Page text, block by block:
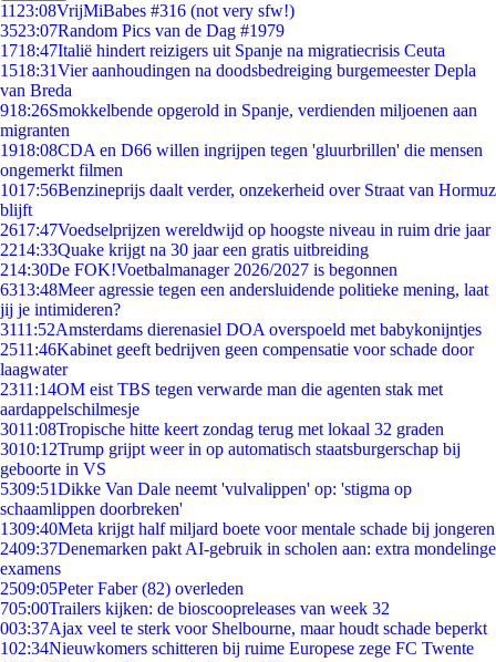
11 23:08VrijMiBabes #316 (not very sfw!)
3523:07Random Pics van de Dag #1979
1718:47Italië hindert reizigers uit Spanje na migratiecrisis Ceuta
1518:31Vier aanhoudingen na doodsbedreiging burgemeester Depla
van Breda
918:26Smokkelbende opgerold in Spanje, verdienden miljoenen aan
migranten
1918:08CDA en D66 willen ingrijpen tegen 'gluurbrillen' die mensen
ongemerkt filmen
1017:56Benzineprijs daalt verder, onzekerheid over Straat van Hormuz
blijft
2617:47Voedselprijzen wereldwijd op hoogste niveau in ruim drie jaar
2214:33Quake krijgt na 30 jaar een gratis uitbreiding
214:30De FOK!Voetbalmanager 2026/2027 is begonnen
6313:48Meer agressie tegen een andersluidende politieke mening, laat
jij je intimideren?
3111:52Amsterdams dierenasiel DOA overspoeld met babykonijntjes
2511:46Kabinet geeft bedrijven geen compensatie voor schade door
laagwater
2311:14OM eist TBS tegen verwarde man die agenten stak met
aardappelschilmesje
3011:08Tropische hitte keert zondag terug met lokaal 32 graden
3010:12Trump grijpt weer in op automatisch staatsburgerschap bij
geboorte in VS
5309:51Dikke Van Dale neemt 'vulvalippen' op: 'stigma op
schaamlippen doorbreken'
1309:40Meta krijgt half miljard boete voor mentale schade bij jongeren
2409:37Denemarken pakt AI-gebruik in scholen aan: extra mondelinge
examens
2509:05Peter Faber (82) overleden
705:00Trailers kijken: de bioscoopreleases van week 32
003:37Ajax veel te sterk voor Shelbourne, maar houdt schade beperkt
102:34Nieuwkomers schitteren bij ruime Europese zege FC Twente